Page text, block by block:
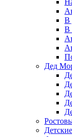
В
В
Дед